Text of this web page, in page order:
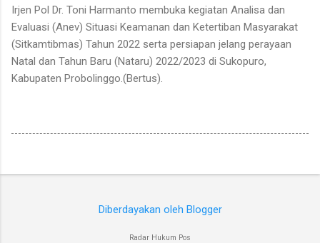
Irjen Pol Dr. Toni Harmanto membuka kegiatan Analisa dan
Evaluasi (Anev) Situasi Keamanan dan Ketertiban Masyarakat
(Sitkamtibmas) Tahun 2022 serta persiapan jelang perayaan
Natal dan Tahun Baru (Nataru) 2022/2023 di Sukopuro,
Kabupaten Probolinggo.(Bertus).
Diberdayakan oleh Blogger
Radar Hukum Pos